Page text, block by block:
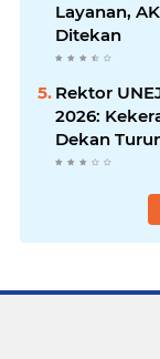
Layanan,
Ditekan
Rektor
2026:
Dekan